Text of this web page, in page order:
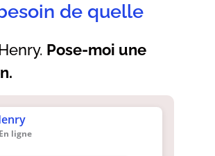
En ligne
Pose-moi une
de quelle